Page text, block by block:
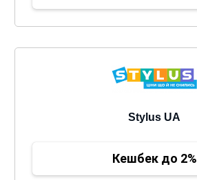
Stylus UA
Кешбек до 2%